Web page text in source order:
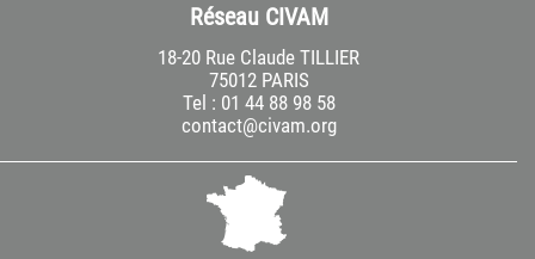
Réseau CIVAM
18-20 Rue Claude TILLIER
75012 PARIS
Tel : 01 44 88 98 58
contact@civam.org